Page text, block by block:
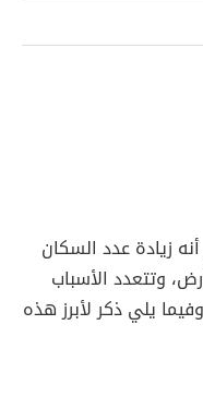
زيادة عدد السكان
وتتعدد الأسباب
وفيما يلي ذكر لأبرز هذه